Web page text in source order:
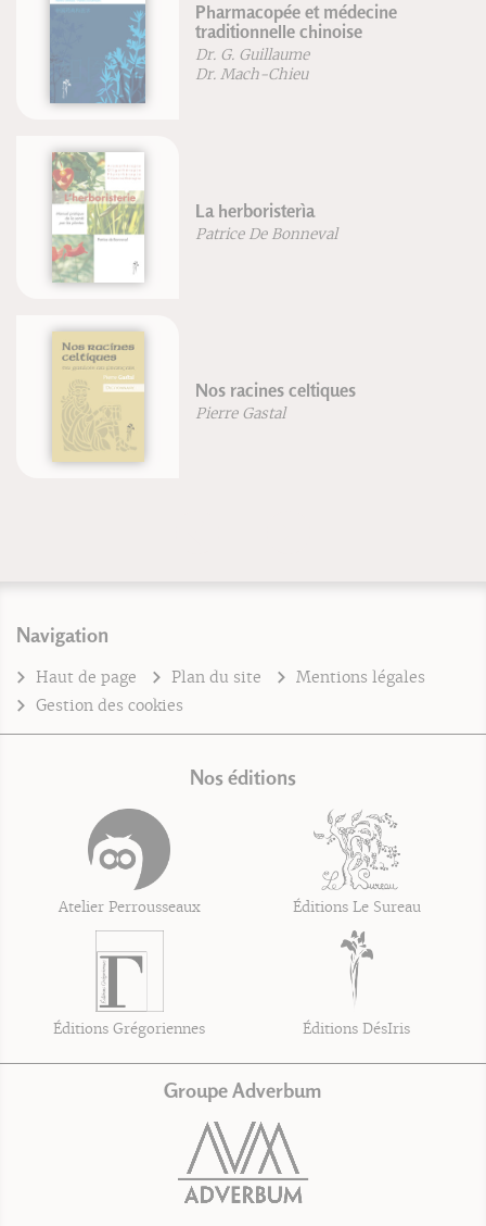
Pharmacopée et médecine
traditionnelle chinoise
Dr. G. Guillaume
Dr. Mach-Chieu
La herboristerìa
Patrice De Bonneval
Nos racines celtiques
Pierre Gastal
Navigation
Haut de page Plan du site
Mentions légales
Gestion des cookies
Nos éditions
Atelier Perrousseaux Éditions Le Sureau
Éditions Grégoriennes Éditions DésIris
Groupe Adverbum